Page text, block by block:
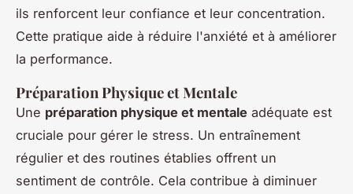
ils renforcent leur confiance et leur concentration.
Cette pratique aide à réduire l'anxiété et à améliorer
la performance.
Préparation Physique et Mentale
Une préparation physique et mentale adéquate est
cruciale pour gérer le stress. Un entraînement
régulier et des routines établies offrent un
sentiment de contrôle. Cela contribue à diminuer